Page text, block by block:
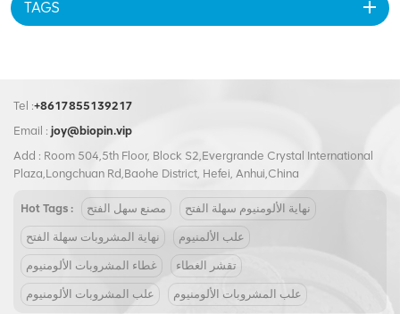
TAGS
Tel :+8617855139217
Email : joy@biopin.vip
Add : Room 504,5th Floor, Block S2,Evergrande Crystal International
Plaza,Longchuan Rd,Baohe District, Hefei, Anhui,China
Hot Tags : مصنع سهل الفتح نهاية الألومنيوم سهلة الفتح
نهاية المشروبات سهلة الفتح علب الألمنيوم
غطاء المشروبات الألومنيوم تقشر الغطاء
علب المشروبات الألومنيوم علب المشروبات الألومنيوم